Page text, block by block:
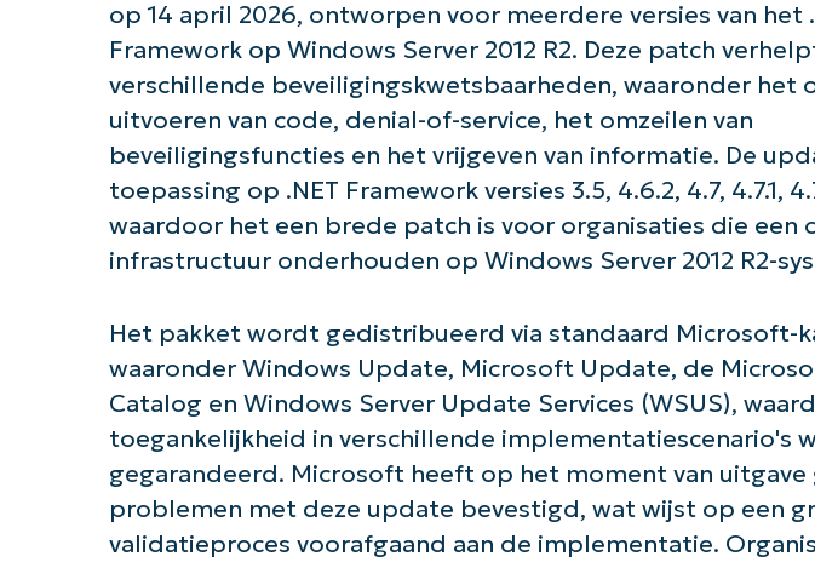
op 14 april 2026, ontworpen voor meerdere versies van het
Framework op Windows Server 2012 R2. Deze patch
verschillende beveiligingskwetsbaarheden, waaronder het
uitvoeren van code, denial-of-service, het omzeilen van
beveiligingsfuncties en het vrijgeven van informatie. De
toepassing op .NET Framework versies 3.5, 4.6.2, 4.7, 4.7.1,
waardoor het een brede patch is voor organisaties die een
infrastructuur onderhouden op Windows Server 2012 R2-
Het pakket wordt gedistribueerd via standaard Microsoft-
waaronder Windows Update, Microsoft Update, de
Catalog en Windows Server Update Services (WSUS),
toegankelijkheid in verschillende implementatiescenario's
gegarandeerd. Microsoft heeft op het moment van uitgave
problemen met deze update bevestigd, wat wijst op een
validatieproces voorafgaand aan de implementatie.